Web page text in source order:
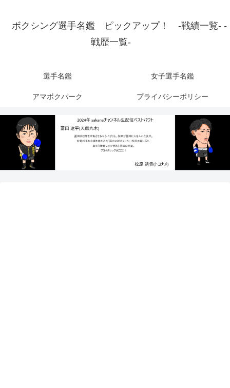
ボクシング選手名鑑 ピックアップ！ -戦績一覧- -
戦歴一覧-
選手名鑑 女子選手名鑑
アマボクパーク プライバシーポリシー